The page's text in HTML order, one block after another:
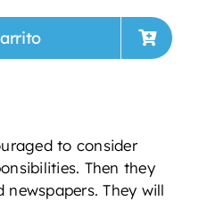
to consider
Then they
They will